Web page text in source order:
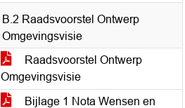
B.2 Raadsvoorstel Ontwerp
Omgevingsvisie
Raadsvoorstel Ontwerp
Omgevingsvisie
Bijlage 1 Nota Wensen en